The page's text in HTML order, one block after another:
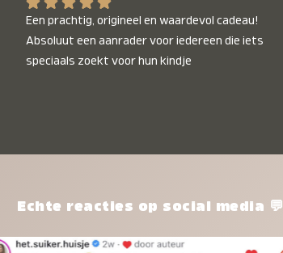
Een prachtig, origineel en waardevol cadeau!
Absoluut een aanrader voor iedereen die iets
speciaals zoekt voor hun kindje
Echte reacties op social media 💬